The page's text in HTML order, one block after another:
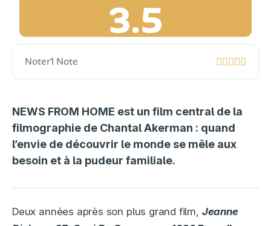
NEWS FROM HOME est un film central de la
filmographie de Chantal Akerman : quand
l’envie de découvrir le monde se mêle aux
besoin et à la pudeur familiale.
Deux années après son plus grand film, Jeanne
Noter1 Note
3.5